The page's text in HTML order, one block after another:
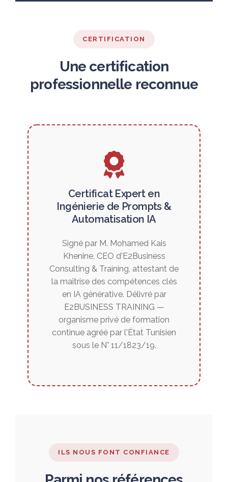
CERTIFICATION
Une certification
professionnelle reconnue
Certificat Expert en
Ingénierie de Prompts &
Automatisation IA
Signé par M. Mohamed Kais
Khenine, CEO d'E2Business
Consulting & Training, attestant de
la maîtrise des compétences clés
en IA générative. Délivré par
E2BUSINESS TRAINING —
organisme privé de formation
continue agréé par l'État Tunisien
sous le N° 11/1823/19.
ILS NOUS FONT CONFIANCE